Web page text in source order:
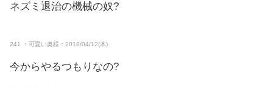
ネズミ退治の機械の奴?
241 ：可愛い奥様：2018/04/12(木)
今からやるつもりなの?